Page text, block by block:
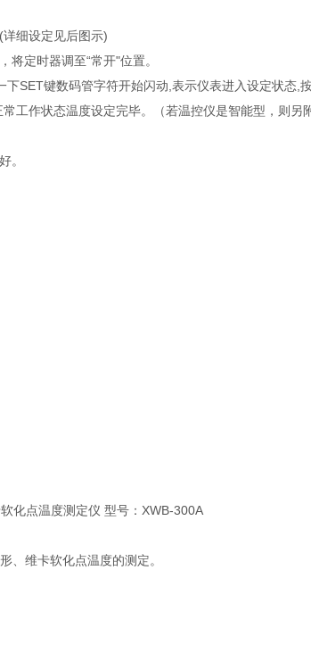
细设定见后图示)
定时器调至“常开"位置。
下SET键数码管字符开始闪动,表示仪表进入设定状
作状态温度设定完毕。（若温控仪是智能型，则另
。
化点温度测定仪 型号：XWB-300A
、维卡软化点温度的测定。